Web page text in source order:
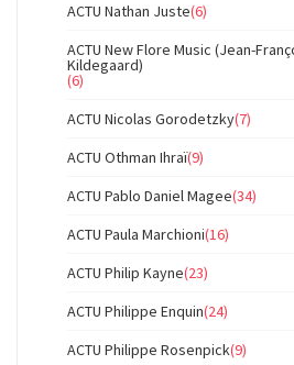
ACTU Nathan Juste(6)
ACTU New Flore Music (Jean-
Kildegaard)
(6)
ACTU Nicolas Gorodetzky(7)
ACTU Othman Ihraï(9)
ACTU Pablo Daniel Magee(34)
ACTU Paula Marchioni(16)
ACTU Philip Kayne(23)
ACTU Philippe Enquin(24)
ACTU Philippe Rosenpick(9)